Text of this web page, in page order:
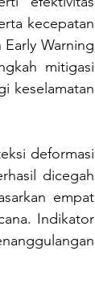
kecepatan
Warning
mitigasi
keselamatan
dicegah
empat
Indikator